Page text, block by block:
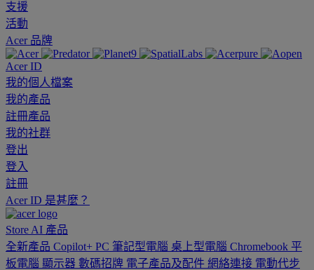
支援
活動
Acer 品牌
Acer ID
我的個人檔案
我的產品
註冊產品
我的社群
登出
登入
註冊
Acer ID 是甚麼？
Store AI 產品
全新產品 Copilot+ PC 筆記型電腦 桌上型電腦 Chromebook 平
板電腦 顯示器 數碼招牌 電子產品及配件 網絡連接 電動代步